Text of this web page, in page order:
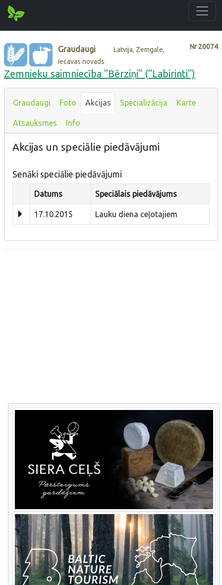
Nr20074
Graudaugi
Latvija, Zemgale,
Iecavas novads
Zemnieku saimniecība "Bērziņi" ("Labirinti")
Graudaugi Foto Akcijas Specializācija Karte
Atsauksmes Info
Akcijas un speciālie piedāvājumi
Senāki speciālie piedāvājumi
Datums Speciālais piedāvājums
17.10.2015 Lauku diena ceļotajiem